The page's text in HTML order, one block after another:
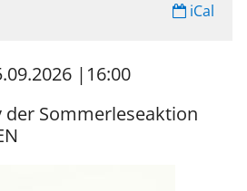
iCal
| 16:00
Sommerleseaktion